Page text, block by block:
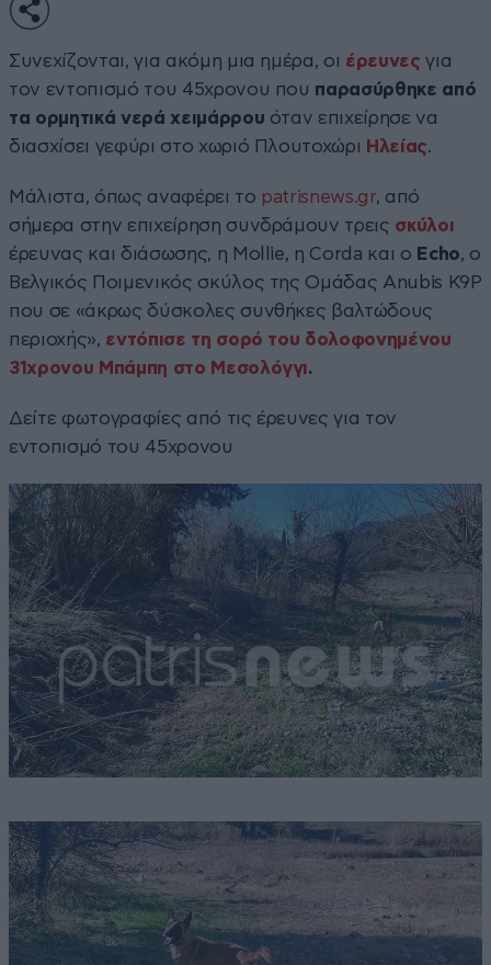
Συνεχίζονται, για ακόμη μια ημέρα, οι έρευνεςγια
τον εντοπισμό του 45χρονου που παρασύρθηκε από
τα ορμητικά νερά χειμάρρου όταν επιχείρησε να
διασχίσει γεφύρι στο χωριό Πλουτοχώρι Ηλείας.
Μάλιστα, όπως αναφέρει το patrisnews.gr, από
σήμερα στην επιχείρηση συνδράμουν τρεις σκύλοι
έρευνας και διάσωσης, η Mollie, η Corda και ο Echo, ο
Βελγικός Ποιμενικός σκύλος της Ομάδας Anubis K9P
που σε «άκρως δύσκολες συνθήκες βαλτώδους
περιοχής», εντόπισε τη σορό του δολοφονημένου
31χρονου Μπάμπη στο Μεσολόγγι.
Δείτε φωτογραφίες από τις έρευνες για τον
εντοπισμό του 45χρονου